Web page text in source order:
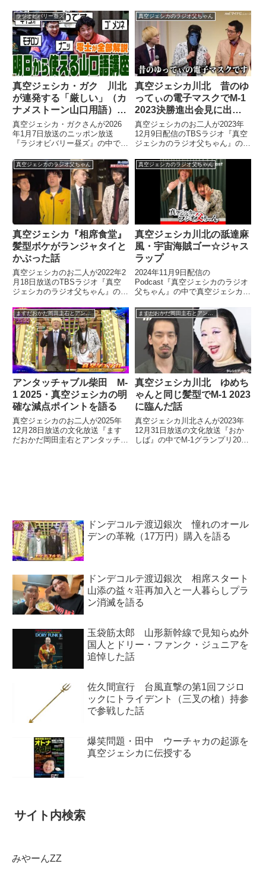
クにした理由を話していました。
二人と話していました。
ラジオビバリー昼ズ
真空ジェシカ・ガク 川北
が連発する「厳しい」（カ
ナメストーン山口用語）を
語る
真空ジェシカ・ガクさんが2026
年1月7日放送のニッポン放送
『ラジオビバリー昼ズ』の中で相
トーン山口さん由来の発言「厳し
い」について話していました。
真空ジェシカのラジオ父ちゃん
真空ジェシカ川北 昔のゆ
ってぃの電子マスクでM-1
2023決勝進出会見に出た
話
真空ジェシカのお二人が2023年
12月9日配信のTBSラジオ『真空
ジェシカのラジオ父ちゃん』の中
様を紹介。川北さんが昔のゆって
ぃの電子マスクで登場するも、い
まいち電子マスクの調子が悪かっ
たことについて話していました。
真空ジェシカのラジオ父ちゃん
真空ジェシカ『相席食堂』
髪型ボケがランジャタイと
かぶった話
真空ジェシカのお二人が2022年2
月18日放送のTBSラジオ『真空
ジェシカのラジオ父ちゃん』の中
プリを振り返り。ガクさんの髪型
ボケがランジャタイとかぶってし
まった件を話していました。
真空ジェシカのラジオ父ちゃん
真空ジェシカ川北の舐達麻
風・宇宙海賊ゴー☆ジャス
ラップ
2024年11月9日配信の
Podcast『真空ジェシカのラジオ
父ちゃん』の中で真空ジェシカ川
たゴー☆ジャスさんの優しさにつ
いて、舐達麻風のラップを披露。
そしてその翌週配信分ではそのラ
ップにリスナーが舐達麻のトラッ
クを作っているGREEN
ASSASSIN DOLLAR風のトラッ
クをつけて投稿し、ガチで舐達麻
的なラップに仕上がっていまし
た。
ますだおかだ岡田圭右とアンタッチャブル柴田英嗣のおかしば
アンタッチャブル柴田 M-
1 2025・真空ジェシカの明
確な減点ポイントを語る
真空ジェシカのお二人が2025年
12月28日放送の文化放送『ます
だおかだ岡田圭右とアンタッチャ
ますだおかだ岡田圭右とアンタッチャブル柴田英嗣のおかしば
真空ジェシカ川北 ゆめち
ゃんと同じ髪型でM-1 2023
に臨んだ話
真空ジェシカ川北さんが2023年
12月31日放送の文化放送『おか
しば』の中でM-1グランプリ2023
ドンデコルテ渡辺銀次 憧れのオール
デンの革靴（17万円）購入を語る
ドンデコルテ渡辺銀次 相席スタート
山添の益々荘再加入と一人暮らしプラ
ン消滅を語る
玉袋筋太郎 山形新幹線で見知らぬ外
国人とドリー・ファンク・ジュニアを
追悼した話
佐久間宣行 台風直撃の第1回フジロ
ックにトライデント（三叉の槍）持参
で参戦した話
爆笑問題・田中 ウーチャカの起源を
真空ジェシカに伝授する
サイト内検索
みやーんZZ